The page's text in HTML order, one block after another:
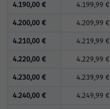
4.190,00 € 4.199,99 €
4.200,00 € 4.209,99 €
4.210,00 € 4.219,99 €
4.220,00 € 4.229,99 €
4.230,00 € 4.239,99 €
4.240,00 € 4.249,99 €